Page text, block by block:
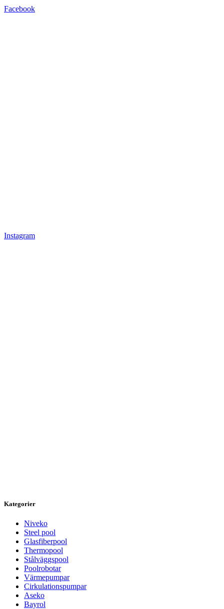
Facebook
Instagram
Kategorier
Niveko
Steel pool
Glasfiberpool
Thermopool
Stålväggspool
Poolrobotar
Värmepumpar
Cirkulationspumpar
Aseko
Bayrol